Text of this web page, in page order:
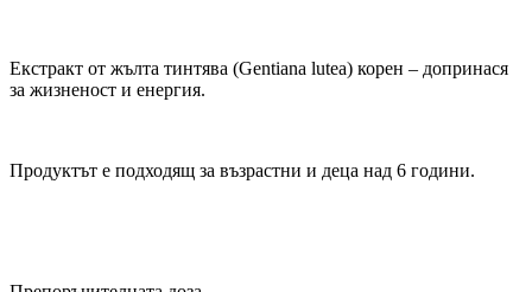
Екстракт от жълта тинтява (Gentiana lutea) корен – допринася
за жизненост и енергия.
Продуктът е подходящ за възрастни и деца над 6 години.